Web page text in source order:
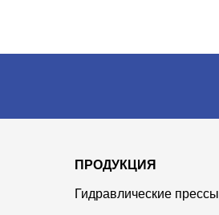
ПРОДУКЦИЯ
Гидравлические прессы